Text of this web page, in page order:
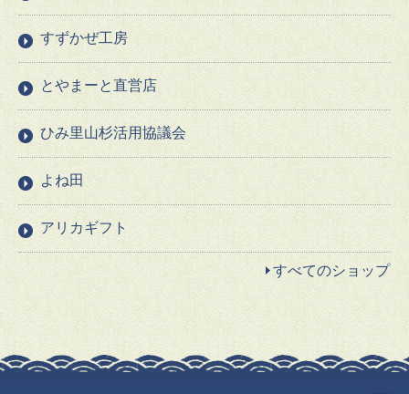
すずかぜ工房
とやまーと直営店
ひみ里山杉活用協議会
よね田
アリカギフト
すべてのショップ